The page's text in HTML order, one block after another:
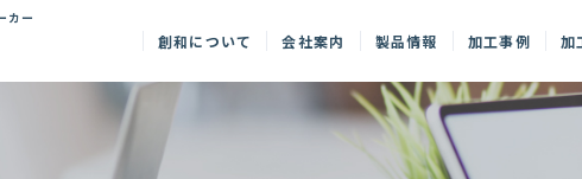
カー
創和について 会社案内 製品情報 加工事例 加